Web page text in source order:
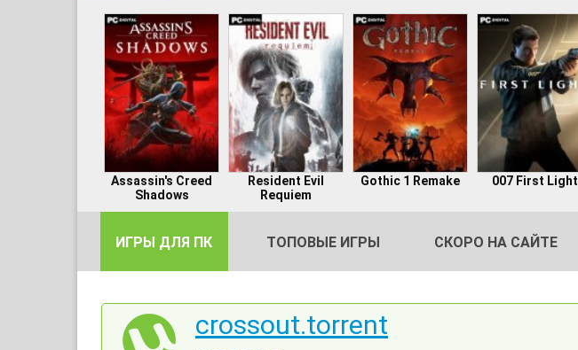
Assassin's Creed
Shadows
Resident Evil
Requiem
Gothic 1 Remake 007 First Light
ИГРЫ ДЛЯ ПК ТОПОВЫЕ ИГРЫ СКОРО НА САЙТЕ
crossout.torrent